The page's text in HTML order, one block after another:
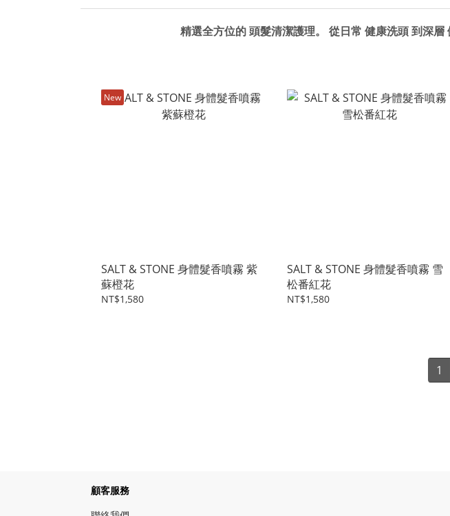
精選全方位的頭髮清潔護理。 從日常 健康洗頭到深層
New
SALT & STONE 身體髮香噴霧 紫
蘇橙花
NT$1,580
SALT & STONE 身體髮香噴霧 雪
松番紅花
NT$1,580
1
顧客服務